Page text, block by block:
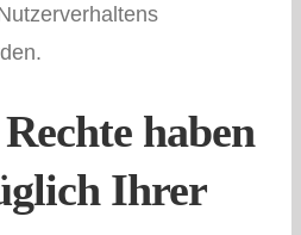
haben
Ihrer